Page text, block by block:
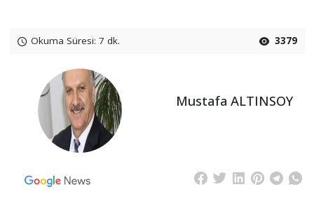
Okuma Süresi: 7 dk. 3379
Mustafa ALTINSOY